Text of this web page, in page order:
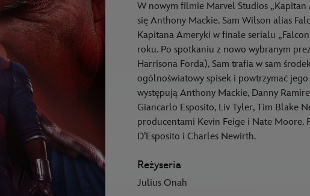
W nowym filmie Marvel Studios
się Anthony Mackie. Sam Wilson alias
Kapitana Ameryki w finale serialu
roku. Po spotkaniu z nowo wybranym
Harrisona Forda), Sam trafia w sam
ogólnoświatowy spisek i powtrzymać
występują Anthony Mackie, Danny
Giancarlo Esposito, Liv Tyler, Tim Blake
producentami Kevin Feige i Nate Moore.
D’Esposito i Charles Newirth.
Reżyseria
Julius Onah